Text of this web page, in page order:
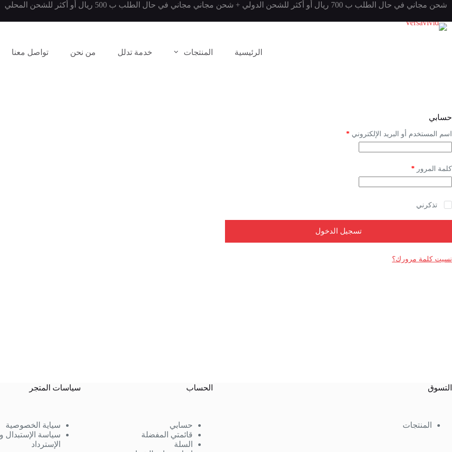
Username or Email Address
3 + 2 =
Log In
Get New Password
شحن مجاني في حال الطلب ب 700 ريال أو أكثر للشحن الدولي + شحن مجاني مجاني في حال الطلب ب 500 ريال أو أكثر للشحن المحلي
الرئيسية المنتجات خدمة تدلل من نحن تواصل معنا
حسابي
اسم المستخدم أو البريد الإلكتروني *
كلمة المرور *
تذكرني
تسجيل الدخول
نسيت كلمة مرورك؟
التسوق
المنتجات
الحساب
حسابي
قائمتي المفضلة
السلة
سياسات المتجر
سياية الخصوصية
سياسة الإستبدال و
الإسترداد